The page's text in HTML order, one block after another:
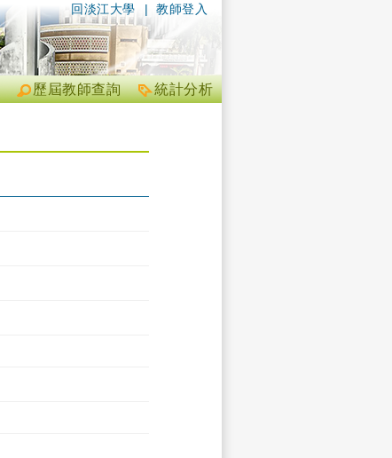
| 教師登入
回淡江大學
統計分析
歷屆教師查詢